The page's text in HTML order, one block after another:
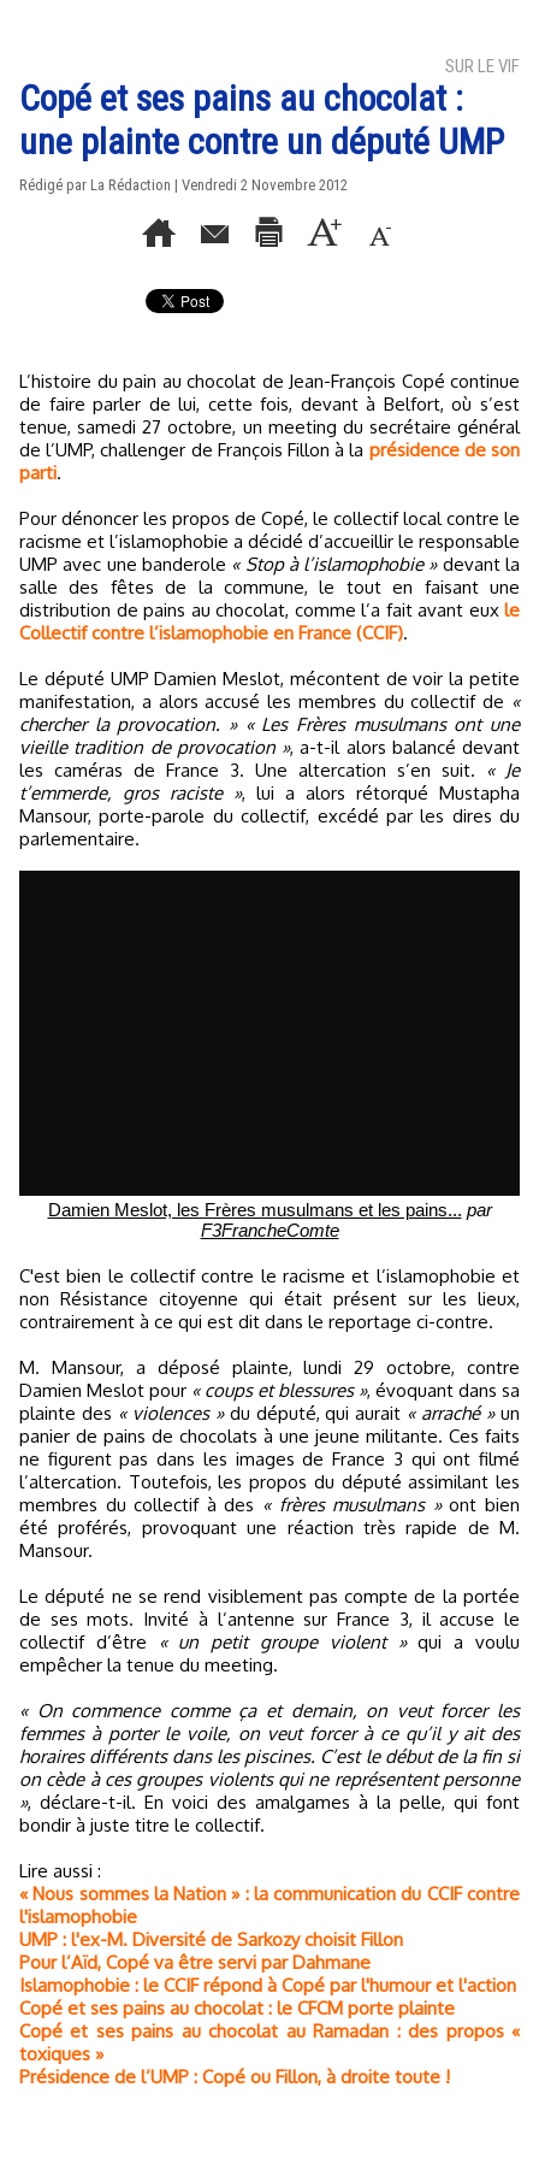
SUR LE VIF
Copé et ses pains au chocolat :
une plainte contre un député UMP
Rédigé par La Rédaction | Vendredi 2 Novembre 2012
L’histoire du pain au chocolat de Jean-François Copé continue
de faire parler de lui, cette fois, devant à Belfort, où s’est
tenue, samedi 27 octobre, un meeting du secrétaire général
de l’UMP, challenger de François Fillon à la présidence de son
parti.
Pour dénoncer les propos de Copé, le collectif local contre le
racisme et l’islamophobie a décidé d’accueillir le responsable
UMP avec une banderole « Stop à l’islamophobie »devant la
salle des fêtes de la commune, le tout en faisant une
distribution de pains au chocolat, comme l’a fait avant eux le
Collectif contre l’islamophobie en France (CCIF).
Le député UMP Damien Meslot, mécontent de voir la petite
manifestation, a alors accusé les membres du collectif de «
chercher la provocation. » « Les Frères musulmans ont une
vieille tradition de provocation », a-t-il alors balancé devant
les caméras de France 3. Une altercation s’en suit.
« Je
t’emmerde, gros raciste », lui a alors rétorqué Mustapha
Mansour, porte-parole du collectif, excédé par les dires du
parlementaire.
Damien Meslot, les Frères musulmans et les pains... par
F3FrancheComte
C'est bien le collectif contre le racisme et l’islamophobie et
non Résistance citoyenne qui était présent sur les lieux,
contrairement à ce qui est dit dans le reportage ci-contre.
M. Mansour, a déposé plainte, lundi 29 octobre, contre
Damien Meslot pour « coups et blessures », évoquant dans sa
plainte des « violences »du député, qui aurait « arraché »un
panier de pains de chocolats à une jeune militante. Ces faits
ne figurent pas dans les images de France 3 qui ont filmé
l’altercation. Toutefois, les propos du député assimilant les
membres du collectif à des « frères musulmans »ont bien
été proférés, provoquant une réaction très rapide de M.
Mansour.
Le député ne se rend visiblement pas compte de la portée
de ses mots. Invité à l’antenne sur France 3, il accuse le
collectif d’être
« un petit groupe violent »qui a voulu
empêcher la tenue du meeting.
« On commence comme ça et demain, on veut forcer les
femmes à porter le voile, on veut forcer à ce qu’il y ait des
horaires différents dans les piscines. C’est le début de la fin si
on cède à ces groupes violents qui ne représentent personne
», déclare-t-il. En voici des amalgames à la pelle, qui font
bondir à juste titre le collectif.
Lire aussi :
« Nous sommes la Nation » : la communication du CCIF contre
l'islamophobie
UMP : l'ex-M. Diversité de Sarkozy choisit Fillon
Pour l’Aïd, Copé va être servi par Dahmane
Islamophobie : le CCIF répond à Copé par l'humour et l'action
Copé et ses pains au chocolat : le CFCM porte plainte
Copé et ses pains au chocolat au Ramadan : des propos «
toxiques »
Présidence de l’UMP : Copé ou Fillon, à droite toute !